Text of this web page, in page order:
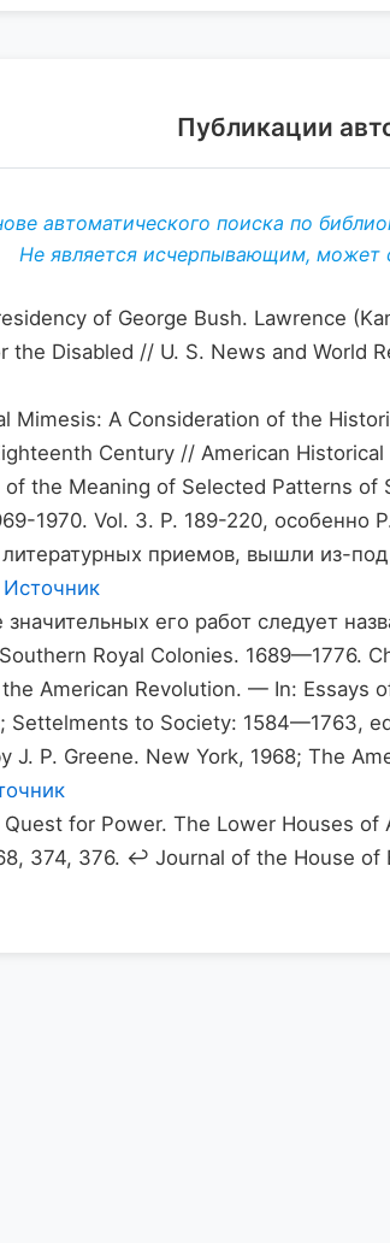
Публикации
автоматического поиска по
Не является исчерпывающим, может
of George Bush. Lawrence
the Disabled // U. S. News and
Mimesis: A Consideration of the
Century // American
the Meaning of Selected Patterns
1970. Vol. 3. P. 189-220, особенно
литературных приемов, вышли из-
Источник
его работ следует
Royal Colonies. 1689—1776.
American Revolution. — In: Essays
Settelments to Society: 1584—1763,
J. P. Greene. New York, 1968; The
Quest for Power. The Lower Houses
374, 376. ↩ Journal of the House of